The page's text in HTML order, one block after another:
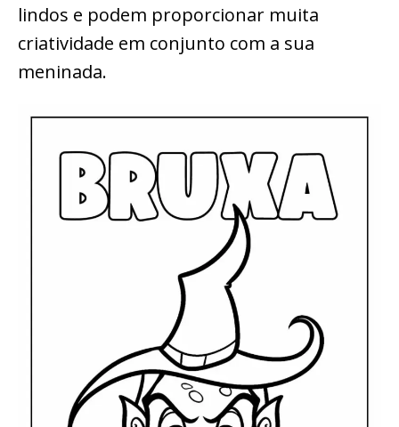
lindos e podem proporcionar muita
criatividade em conjunto com a sua
meninada.